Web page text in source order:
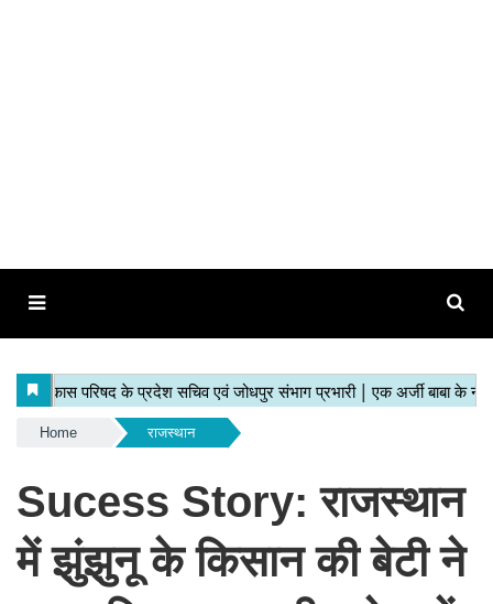
Home राजस्थान
Sucess Story: राजस्थान
में झुंझुनू के किसान की बेटी ने